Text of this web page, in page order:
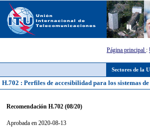
Sectores de la
Página principal :
H.702 : Perfiles de accesibilidad para los sistemas
Recomendación H.702 (08/20)
Aprobada en 2020-08-13